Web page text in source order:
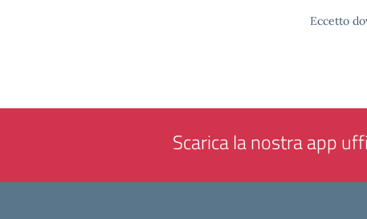
Eccetto
Scarica la nostra app